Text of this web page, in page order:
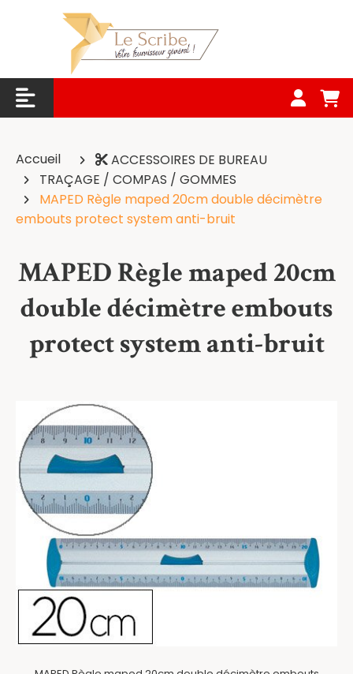
Accueil
ACCESSOIRES DE BUREAU
TRAÇAGE / COMPAS / GOMMES
MAPED Règle maped 20cm double décimètre
embouts protect system anti-bruit
MAPED Règle maped 20cm
double décimètre embouts
protect system anti-bruit